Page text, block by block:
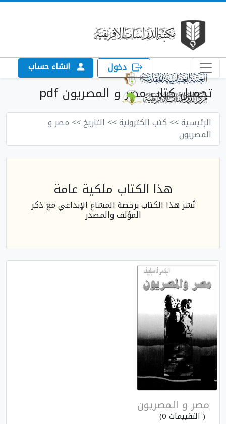
دخول انشاء حساب
تحميل كتاب مصر و المصريون pdf
الرئيسية>> كتب الكترونية>> التاريخ>> مصر و
المصريون
هذا الكتاب ملكية عامة
نُشر هذا الكتاب برخصة المشاع الإبداعي مع ذكر
المؤلف والمصدر
مصر و المصريون
( التقييمات 0)